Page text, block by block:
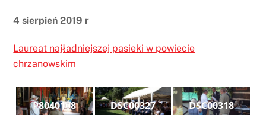
4 sierpień 2019 r
Laureat najładniejszej pasieki w powiecie
chrzanowskim
P8040108 DSC00327 DSC00318